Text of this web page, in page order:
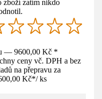
zboží zatím nikdo
— 9600,00 Kč *
ceny vč. DPH a bez
na přepravu za
Kč*/ ks